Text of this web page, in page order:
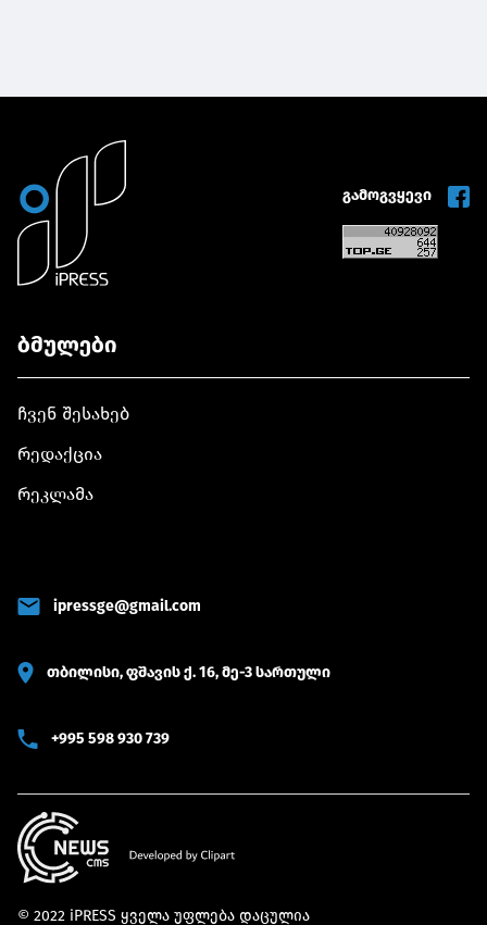
გამოგვყევი
ბმულები
ჩვენ შესახებ
რედაქცია
რეკლამა
ipressge@gmail.com
თბილისი, ფშავის ქ. 16, მე-3 სართული
+995 598 930 739
© 2022 iPRESS ყველა უფლება დაცულია